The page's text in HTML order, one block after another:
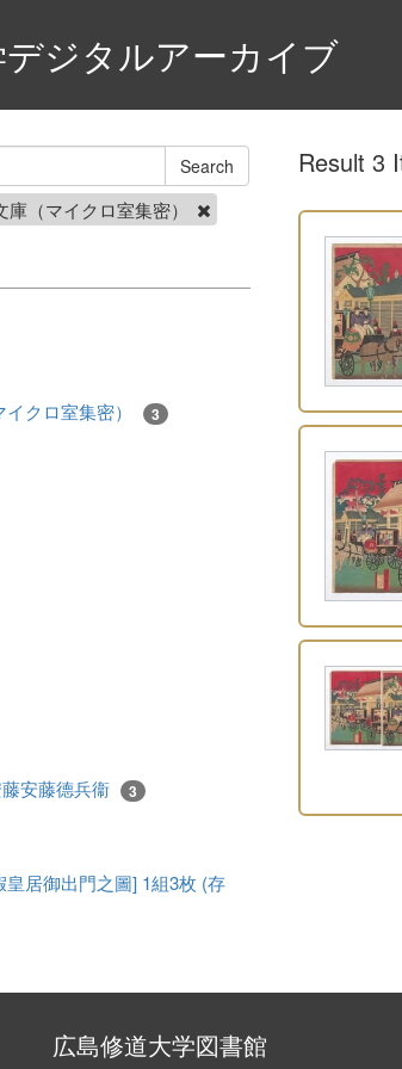
ジタルアーカイブ
庫（マイクロ室集密）
クロ室集密） 3
安藤德兵衞 3
居御出門之圖] 1組3枚 (存
Result 3
広島修道大学図書館